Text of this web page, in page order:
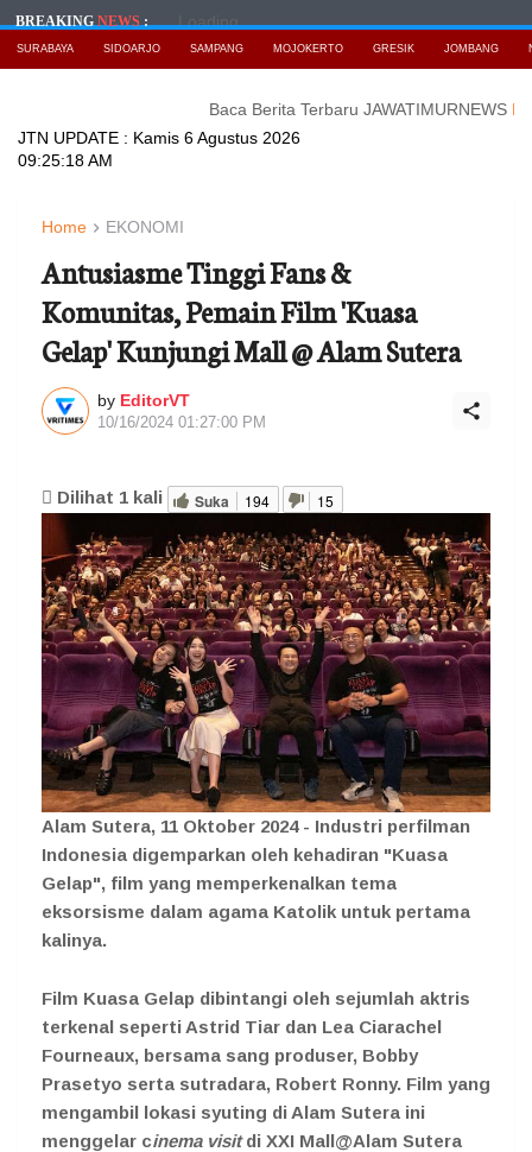
BREAKINGNEWS: Loading...
SURABAYA SIDOARJO SAMPANG MOJOKERTO GRESIK JOMBANG
Baca Berita Terbaru JAWATIMURNEWSHisense
JTN UPDATE : Kamis 6 Agustus 2026
09:25:20 AM
Home EKONOMI
Antusiasme Tinggi Fans &
Komunitas, Pemain Film 'Kuasa
Gelap' Kunjungi Mall @ Alam Sutera
by EditorVT
10/16/2024 01:27:00 PM
Dilihat 1 kali Suka 194 15
Alam Sutera, 11 Oktober 2024 - Industri perfilman
Indonesia digemparkan oleh kehadiran "Kuasa
Gelap", film yang memperkenalkan tema
eksorsisme dalam agama Katolik untuk pertama
kalinya.
Film Kuasa Gelap dibintangi oleh sejumlah aktris
terkenal seperti Astrid Tiar dan Lea Ciarachel
Fourneaux, bersama sang produser, Bobby
Prasetyo serta sutradara, Robert Ronny. Film yang
mengambil lokasi syuting di Alam Sutera ini
menggelar cinema visitdi XXI Mall@Alam Sutera